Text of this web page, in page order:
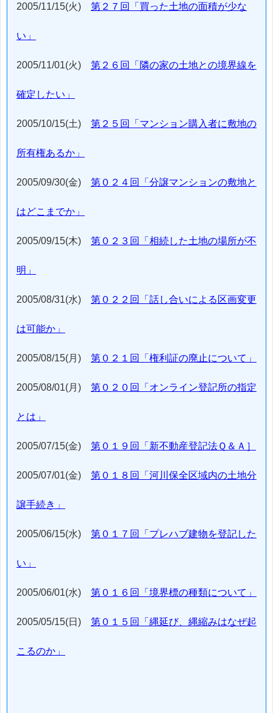
2005/11/15(火) 第２７回「買った土地の面積が少な
い」
2005/11/01(火) 第２６回「隣の家の土地との境界線を
確定したい」
2005/10/15(土) 第２５回「マンション購入者に敷地の
所有権あるか」
2005/09/30(金) 第０２４回「分譲マンションの敷地と
はどこまでか」
2005/09/15(木) 第０２３回「相続した土地の場所が不
明」
2005/08/31(水) 第０２２回「話し合いによる区画変更
は可能か」
2005/08/15(月) 第０２１回「権利証の廃止について」
2005/08/01(月) 第０２０回「オンライン登記所の指定
とは」
2005/07/15(金) 第０１９回「新不動産登記法Ｑ＆Ａ］
2005/07/01(金) 第０１８回「河川保全区域内の土地分
譲手続き」
2005/06/15(水) 第０１７回「プレハブ建物を登記した
い」
2005/06/01(水) 第０１６回「境界標の種類について」
2005/05/15(日) 第０１５回「縄延び、縄縮みはなぜ起
こるのか」